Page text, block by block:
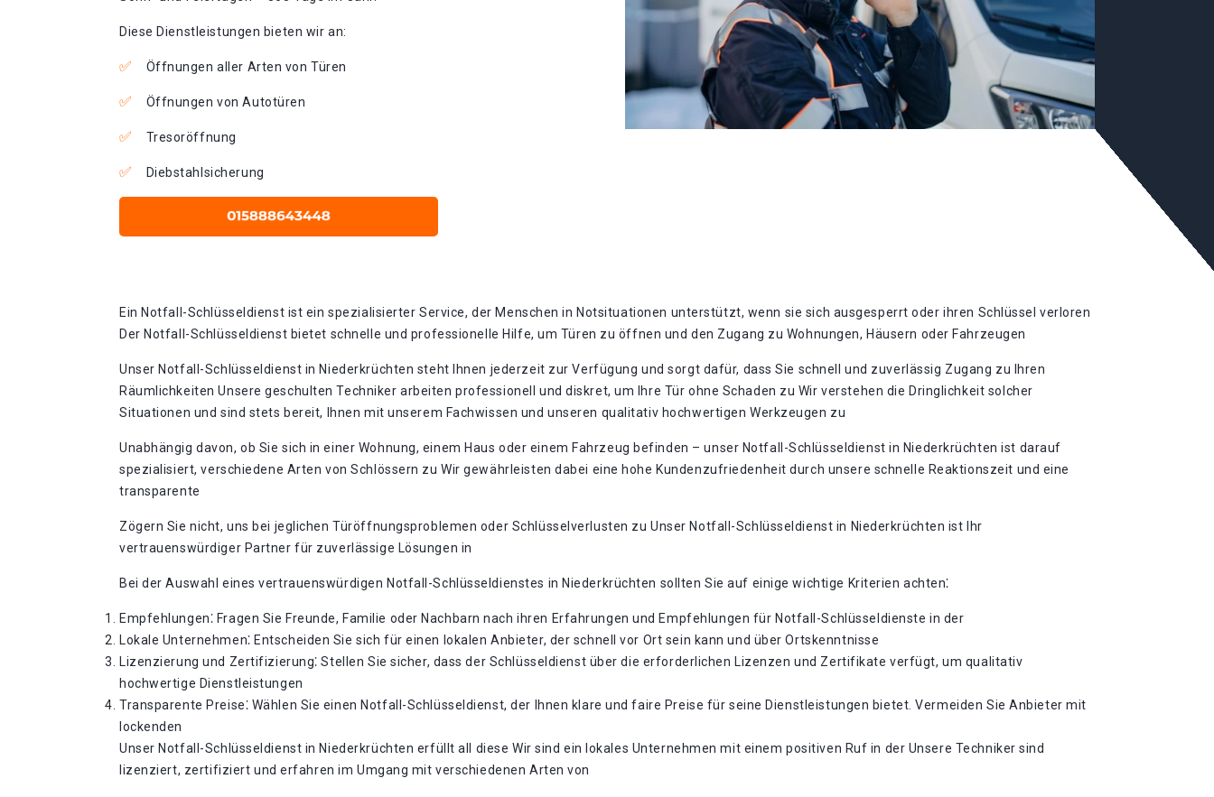
Diese Dienstleistungen bieten wir an:
Öffnungen aller Arten von Türen
Öffnungen von Autotüren
Tresoröffnung
Diebstahlsicherung
Ein Notfall-Schlüsseldienst ist ein spezialisierter Service, der Menschen in Notsituationen unterstützt, wenn sie sich ausgesperrt oder ihren Schlüssel verloren
Der Notfall-Schlüsseldienst bietet schnelle und professionelle Hilfe, um Türen zu öffnen und den Zugang zu Wohnungen, Häusern oder Fahrzeugen
Unser Notfall-Schlüsseldienst in Niederkrüchten steht Ihnen jederzeit zur Verfügung und sorgt dafür, dass Sie schnell und zuverlässig Zugang zu Ihren
Räumlichkeiten Unsere geschulten Techniker arbeiten professionell und diskret, um Ihre Tür ohne Schaden zu Wir verstehen die Dringlichkeit solcher
Situationen und sind stets bereit, Ihnen mit unserem Fachwissen und unseren qualitativ hochwertigen Werkzeugen zu
Unabhängig davon, ob Sie sich in einer Wohnung, einem Haus oder einem Fahrzeug befinden – unser Notfall-Schlüsseldienst in Niederkrüchten ist darauf
spezialisiert, verschiedene Arten von Schlössern zu Wir gewährleisten dabei eine hohe Kundenzufriedenheit durch unsere schnelle Reaktionszeit und eine
transparente
Zögern Sie nicht, uns bei jeglichen Türöffnungsproblemen oder Schlüsselverlusten zu Unser Notfall-Schlüsseldienst in Niederkrüchten ist Ihr
vertrauenswürdiger Partner für zuverlässige Lösungen in
Bei der Auswahl eines vertrauenswürdigen Notfall-Schlüsseldienstes in Niederkrüchten sollten Sie auf einige wichtige Kriterien achten⁚
Empfehlungen⁚ Fragen Sie Freunde, Familie oder Nachbarn nach ihren Erfahrungen und Empfehlungen für Notfall-Schlüsseldienste in der
Lokale Unternehmen⁚ Entscheiden Sie sich für einen lokalen Anbieter, der schnell vor Ort sein kann und über Ortskenntnisse
Lizenzierung und Zertifizierung⁚ Stellen Sie sicher, dass der Schlüsseldienst über die erforderlichen Lizenzen und Zertifikate verfügt, um qualitativ
hochwertige Dienstleistungen
Transparente Preise⁚ Wählen Sie einen Notfall-Schlüsseldienst, der Ihnen klare und faire Preise für seine Dienstleistungen bietet. Vermeiden Sie Anbieter mit
lockenden
Unser Notfall-Schlüsseldienst in Niederkrüchten erfüllt all diese Wir sind ein lokales Unternehmen mit einem positiven Ruf in der Unsere Techniker sind
lizenziert, zertifiziert und erfahren im Umgang mit verschiedenen Arten von